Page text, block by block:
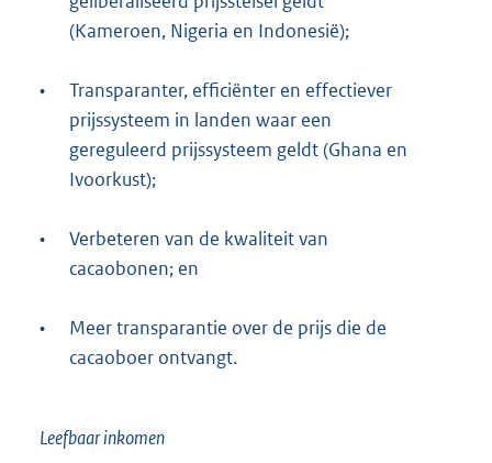
(Kameroen, Nigeria en Indonesië);
•
Transparanter, efficiënter en effectiever
prijssysteem in landen waar een
gereguleerd prijssysteem geldt (Ghana en
Ivoorkust);
•
Verbeteren van de kwaliteit van
cacaobonen; en
•
Meer transparantie over de prijs die de
cacaoboer ontvangt.
Leefbaar inkomen